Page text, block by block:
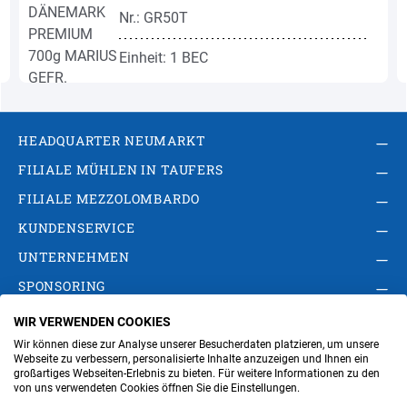
Nr.: GR50T
Einheit: 1 BEC
HEADQUARTER NEUMARKT
FILIALE MÜHLEN IN TAUFERS
FILIALE MEZZOLOMBARDO
KUNDENSERVICE
UNTERNEHMEN
SPONSORING
AGB Privacy Policy
Impressum
Cookie-Einstellungen ändern
Verwaltung
WIR VERWENDEN COOKIES
Wir können diese zur Analyse unserer Besucherdaten platzieren, um unsere
Webseite zu verbessern, personalisierte Inhalte anzuzeigen und Ihnen ein
großartiges Webseiten-Erlebnis zu bieten. Für weitere Informationen zu den
von uns verwendeten Cookies öffnen Sie die Einstellungen.